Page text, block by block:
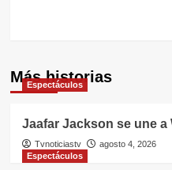
Más historias
Espectáculos
Jaafar Jackson se une a
Tvnoticiastv
agosto 4, 2026
Espectáculos